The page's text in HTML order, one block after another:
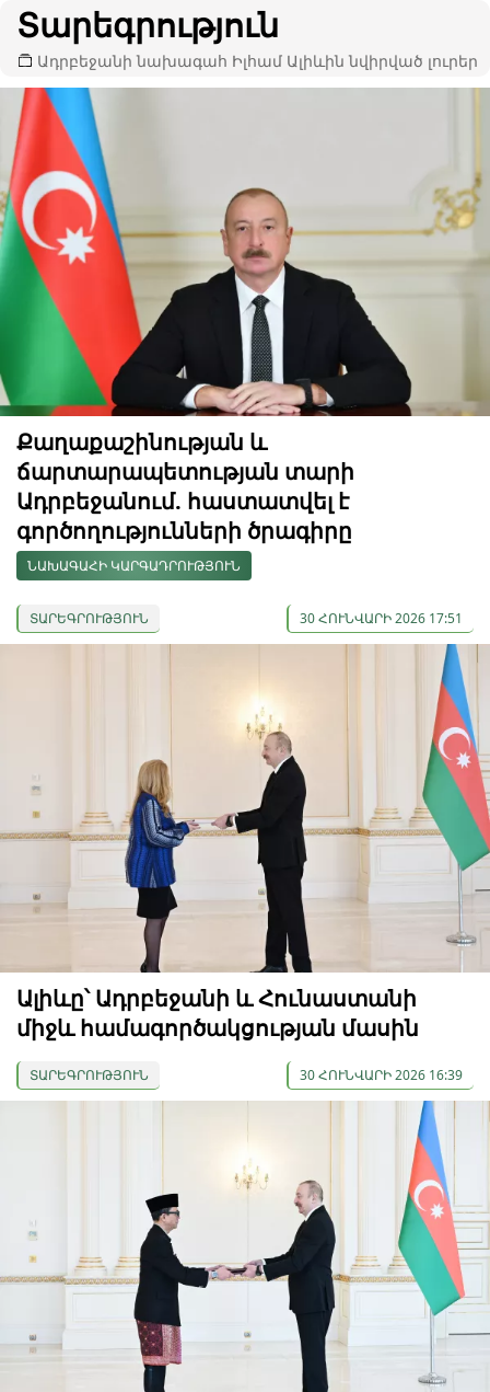
Տարեգրություն
Ադրբեջանի նախագահ Իլհամ Ալիևին նվիրված լուրեր
Քաղաքաշինության և
ճարտարապետության տարի
Ադրբեջանում. հաստատվել է
գործողությունների ծրագիրը
ՆԱԽԱԳԱՀԻ ԿԱՐԳԱԴՐՈՒԹՅՈՒՆ
ՏԱՐԵԳՐՈՒԹՅՈՒՆ 30 ՀՈՒՆՎԱՐԻ 2026 17:51
Ալիևը՝ Ադրբեջանի և Հունաստանի
միջև համագործակցության մասին
ՏԱՐԵԳՐՈՒԹՅՈՒՆ 30 ՀՈՒՆՎԱՐԻ 2026 16:39